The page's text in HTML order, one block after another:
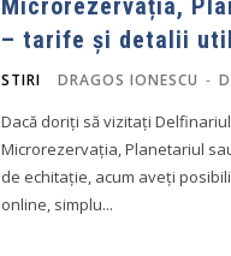
Microrezervația,
– tarife și detalii
STIRI DRAGOS IONESCU -
Dacă doriți să vizitați
Microrezervația, Planetariul
de echitație, acum aveți
online, simplu...